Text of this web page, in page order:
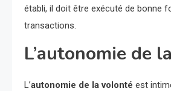
établi, il doit être exécuté de bonne
transactions.
L’autonomie de
L’autonomie de la volonté est